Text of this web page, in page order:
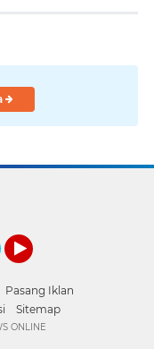
Pasang Iklan
Sitemap
ONLINE